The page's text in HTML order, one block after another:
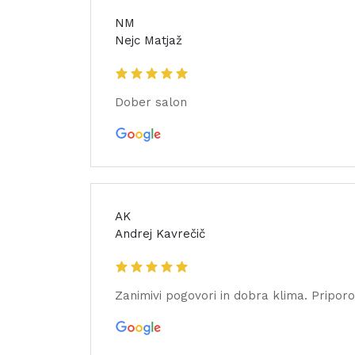
NM
Nejc Matjaž
Dober salon
AK
Andrej Kavrečič
Zanimivi pogovori in dobra klima.